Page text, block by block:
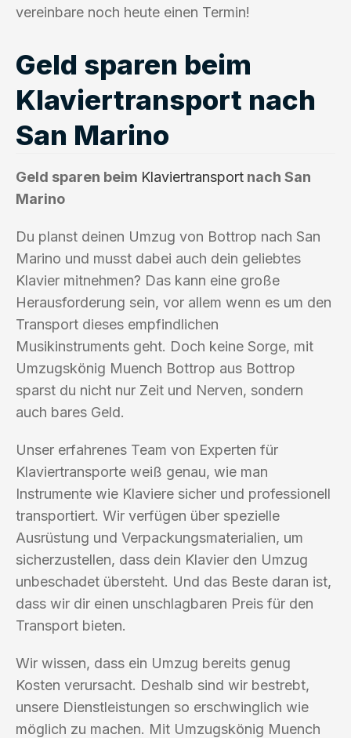
vereinbare noch heute einen Termin!
Geld sparen beim
Klaviertransport nach
San Marino
Geld sparen beim Klaviertransport nach San
Marino
Du planst deinen Umzug von Bottrop nach San
Marino und musst dabei auch dein geliebtes
Klavier mitnehmen? Das kann eine große
Herausforderung sein, vor allem wenn es um den
Transport dieses empfindlichen
Musikinstruments geht. Doch keine Sorge, mit
Umzugskönig Muench Bottrop aus Bottrop
sparst du nicht nur Zeit und Nerven, sondern
auch bares Geld.
Unser erfahrenes Team von Experten für
Klaviertransporte weiß genau, wie man
Instrumente wie Klaviere sicher und professionell
transportiert. Wir verfügen über spezielle
Ausrüstung und Verpackungsmaterialien, um
sicherzustellen, dass dein Klavier den Umzug
unbeschadet übersteht. Und das Beste daran ist,
dass wir dir einen unschlagbaren Preis für den
Transport bieten.
Wir wissen, dass ein Umzug bereits genug
Kosten verursacht. Deshalb sind wir bestrebt,
unsere Dienstleistungen so erschwinglich wie
möglich zu machen. Mit Umzugskönig Muench